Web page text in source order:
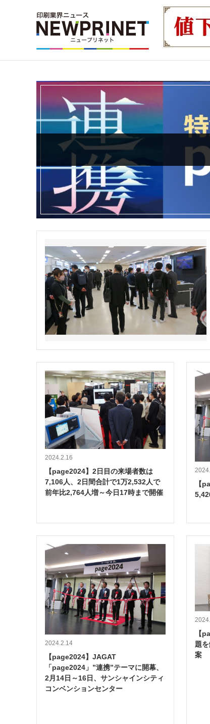
インデックス
TOP 特集記事
カテゴリー一覧
新製品 ＡＩ・デジタル デジタル印刷
特集記事カテゴリー一覧
2022 見える化・MIS特集 特集・デジタル印刷 ア
特集・デジタル印刷 ～ 新成長軌道を描く
発刊案内 JFPI印刷用語集 印刷機材年鑑
運営
会社案内 購読・購入申し込み サイト
【page2024】2日目の来場者数は
7,106人、2日間合計で1万2,532人で
前年比2,764人増～今日17時まで開催
2024.2.16
【
【page2024】JAGAT
「page2024」”連携”テーマに開幕、
2月14日～16日、サンシャインシティ
コンベンションセンター
2024.2.14
【
題
案